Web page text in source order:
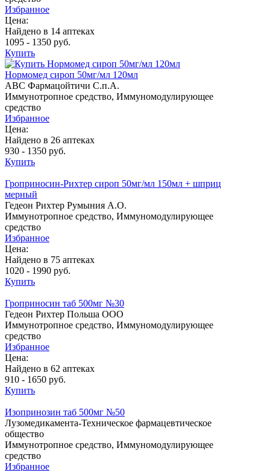
Избранное
Цена:
Найдено в 14 аптеках
1095 - 1350 руб.
Купить
Нормомед сироп 50мг/мл 120мл
АВС Фармацойтичи С.п.А.
Иммунотропное средство, Иммуномодулирующее
средство
Избранное
Цена:
Найдено в 26 аптеках
930 - 1350 руб.
Купить
Гроприносин-Рихтер сироп 50мг/мл 150мл + шприц
мерный
Гедеон Рихтер Румыния А.О.
Иммунотропное средство, Иммуномодулирующее
средство
Избранное
Цена:
Найдено в 75 аптеках
1020 - 1990 руб.
Купить
Гроприносин таб 500мг №30
Гедеон Рихтер Польша ООО
Иммунотропное средство, Иммуномодулирующее
средство
Избранное
Цена:
Найдено в 62 аптеках
910 - 1650 руб.
Купить
Изопринозин таб 500мг №50
Лузомедикамента-Техническое фармацевтическое
общество
Иммунотропное средство, Иммуномодулирующее
средство
Избранное